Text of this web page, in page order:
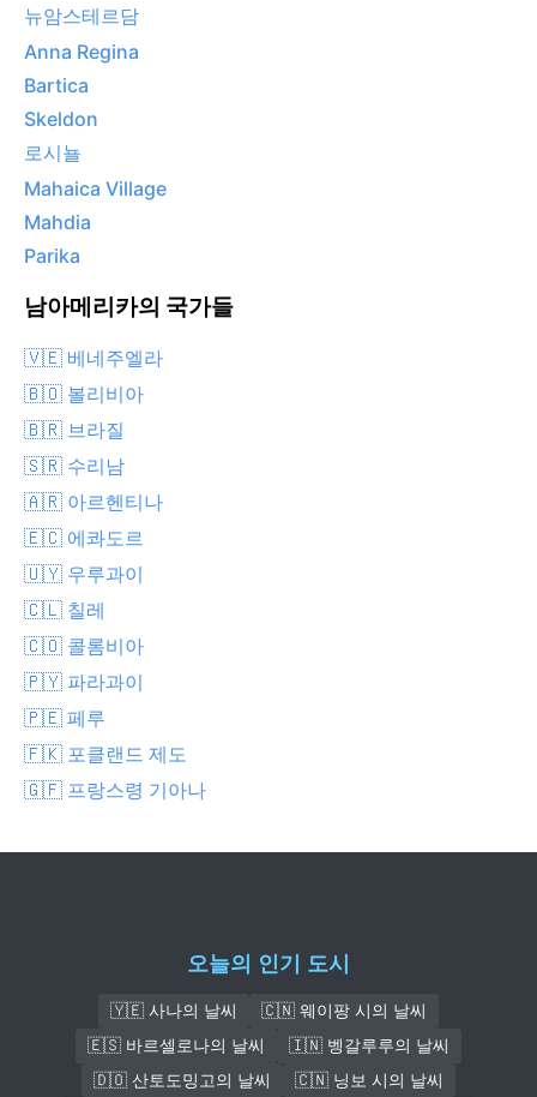
뉴암스테르담
Anna Regina
Bartica
Skeldon
로시뇰
Mahaica Village
Mahdia
Parika
남아메리카의 국가들
🇻🇪 베네주엘라
🇧🇴 볼리비아
🇧🇷 브라질
🇸🇷 수리남
🇦🇷 아르헨티나
🇪🇨 에콰도르
🇺🇾 우루과이
🇨🇱 칠레
🇨🇴 콜롬비아
🇵🇾 파라과이
🇵🇪 페루
🇫🇰 포클랜드 제도
🇬🇫 프랑스령 기아나
오늘의 인기 도시
🇾🇪 사나의 날씨
🇨🇳 웨이팡 시의 날씨
🇪🇸 바르셀로나의 날씨
🇮🇳 벵갈루루의 날씨
🇩🇴 산토도밍고의 날씨
🇨🇳 닝보 시의 날씨